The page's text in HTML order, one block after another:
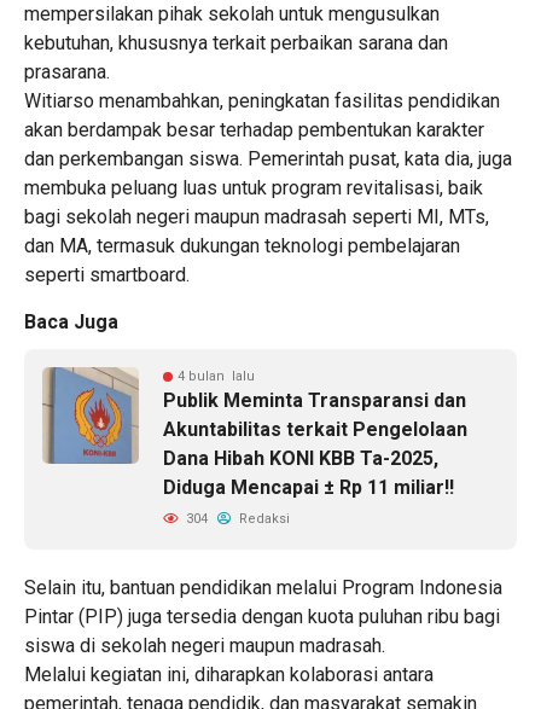
mempersilakan pihak sekolah untuk mengusulkan
kebutuhan, khususnya terkait perbaikan sarana dan
prasarana.
Witiarso menambahkan, peningkatan fasilitas pendidikan
akan berdampak besar terhadap pembentukan karakter
dan perkembangan siswa. Pemerintah pusat, kata dia, juga
membuka peluang luas untuk program revitalisasi, baik
bagi sekolah negeri maupun madrasah seperti MI, MTs,
dan MA, termasuk dukungan teknologi pembelajaran
seperti smartboard.
Baca Juga
4 bulan lalu
Publik Meminta Transparansi dan
Akuntabilitas terkait Pengelolaan
Dana Hibah KONI KBB Ta-2025,
Diduga Mencapai ± Rp 11 miliar!!
304 Redaksi
Selain itu, bantuan pendidikan melalui Program Indonesia
Pintar (PIP) juga tersedia dengan kuota puluhan ribu bagi
siswa di sekolah negeri maupun madrasah.
Melalui kegiatan ini, diharapkan kolaborasi antara
pemerintah, tenaga pendidik, dan masyarakat semakin